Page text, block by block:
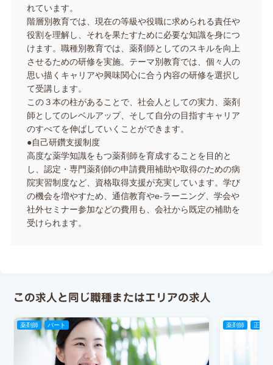
れています。
階層別教育では、現在の等級や役職に求められる責任や
役割を理解し、それを果たすために必要な知識を身につ
けます。職種別教育では、薬剤師としてのスキルを向上
させるための研修を実施。テーマ別教育では、個々人の
思い描くキャリアや興味関心に合う内容の研修を選択し
て受講します。
この３本の柱があることで、社会人としての実力、薬剤
師としてのレベルアップ、そして自分の目指すキャリア
のすべてを伸ばしていくことができます。
●自己研鑽支援制度
高度な薬学知識をもつ薬剤師を育成することを目的と
し、認定・専門薬剤師の申請費用補助や取得のための病
院実習制度など、資格取得支援が充実しています。学び
の機会を増やすため、通信教育やe-ラーニング、学会や
社外セミナー参加などの費用も、会社から既定の補助を
受けられます。
この求人と同じ職種またはエリアの求人
薬剤師 パート 薬剤師 正社員